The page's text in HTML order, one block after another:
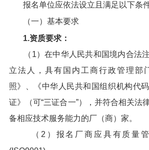
报名单位应依法设立且满足以下条
（一）基本要求
1.资质要求：
（1）在中华人民共和国境内合法
立法人，具有国内工商行政管理部
照》、《中华人民共和国组织机构代
证》（可“三证合一”），并符合相关法
备相应技术服务能力的厂（商）家。
（2）报名厂商应具有质量